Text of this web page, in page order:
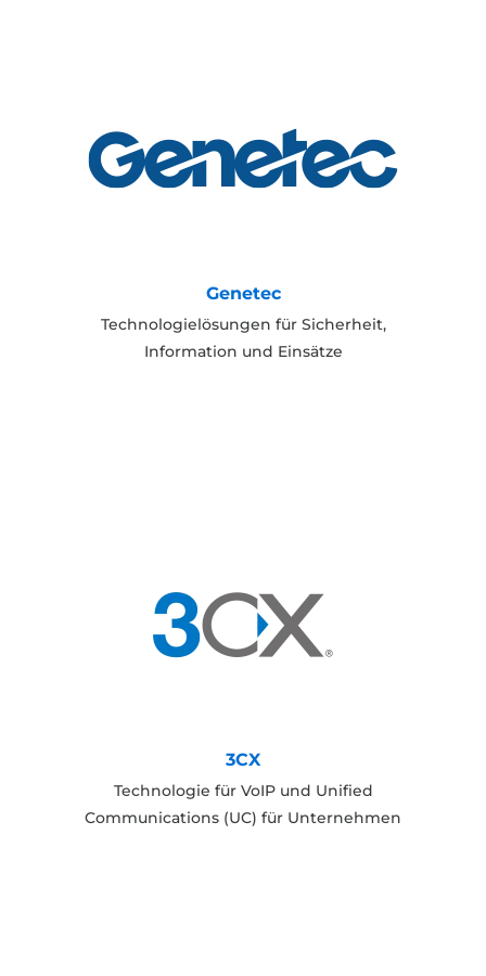
Genetec
Technologielösungen für Sicherheit,
Information und Einsätze
3CX
Technologie für VoIP und Unified
Communications (UC) für Unternehmen